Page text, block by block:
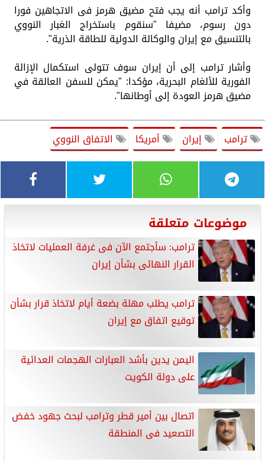
وأكد ترامب أنه يجب فتح مضيق هرمز فى الاتجاهين فورا
دون رسوم، مضيفا "سنقوم باستخراج الغبار النووي
بالتنسيق مع إيران والوكالة الدولية للطاقة الذرية".
وأشار ترامب إلى أن إيران سوف تتولى استكمال الإزالة
الفورية للألغام البحرية، مؤكدا: "يمكن للسفن العالقة في
مضيق هرمز العودة إلى أوطانها".
ترامب إيران أمريكا الاتفاق النووي
موضوعات متعلقة
ترامب: سأجتمع الآن فى غرفة العمليات لاتخاذ
القرار النهائى بشأن إيران
ترامب يطلب مهلة بضعة أيام لاتخاذ قرار بشأن
توقيع اتفاق مع إيران
اليمن يدين بأشد العبارات الهجمات العدائية
على دولة الكويت
اتصال بين أمير قطر وترامب لبحث جهود خفض
التصعيد فى المنطقة